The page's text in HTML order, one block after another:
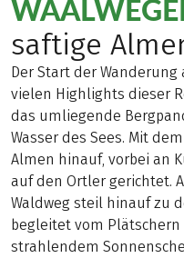
saftige
Der Start der
vielen Highlights dieser
das umliegende
Wasser des Sees. Mit
Almen hinauf, vorbei an
auf den Ortler gerichtet.
Waldweg steil hinauf zu
begleitet vom Plätschern
strahlendem